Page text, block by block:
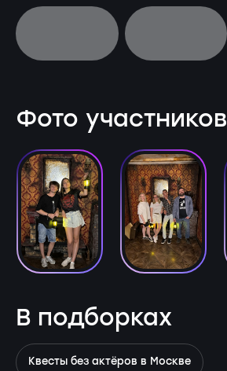
Фото участников
В подборках
Квесты без актёров в Москве